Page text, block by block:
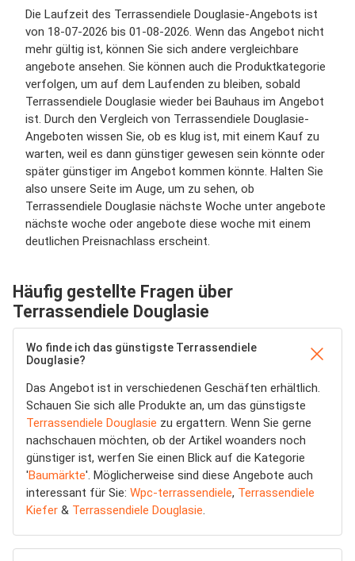
Die Laufzeit des Terrassendiele Douglasie-Angebots ist
von 18-07-2026 bis 01-08-2026. Wenn das Angebot nicht
mehr gültig ist, können Sie sich andere vergleichbare
angebote ansehen. Sie können auch die Produktkategorie
verfolgen, um auf dem Laufenden zu bleiben, sobald
Terrassendiele Douglasie wieder bei Bauhaus im Angebot
ist. Durch den Vergleich von Terrassendiele Douglasie-
Angeboten wissen Sie, ob es klug ist, mit einem Kauf zu
warten, weil es dann günstiger gewesen sein könnte oder
später günstiger im Angebot kommen könnte. Halten Sie
also unsere Seite im Auge, um zu sehen, ob
Terrassendiele Douglasie nächste Woche unter angebote
nächste woche oder angebote diese woche mit einem
deutlichen Preisnachlass erscheint.
Häufig gestellte Fragen über
Terrassendiele Douglasie
Wo finde ich das günstigste Terrassendiele
Douglasie?
Das Angebot ist in verschiedenen Geschäften erhältlich.
Schauen Sie sich alle Produkte an, um das günstigste
Terrassendiele Douglasie zu ergattern. Wenn Sie gerne
nachschauen möchten, ob der Artikel woanders noch
günstiger ist, werfen Sie einen Blick auf die Kategorie
'Baumärkte'. Möglicherweise sind diese Angebote auch
interessant für Sie: Wpc-terrassendiele, Terrassendiele
Kiefer & Terrassendiele Douglasie.